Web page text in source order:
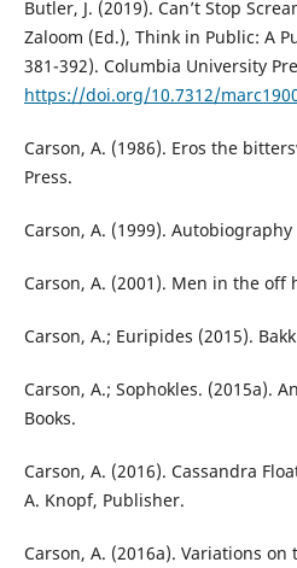
Butler, J. (2019). Can’t Stop
Zaloom (Ed.), Think in Public: A
381-392). Columbia University
https://doi.org/10.7312/
Carson, A. (1986). Eros the
Press.
Carson, A. (1999). Autobiography
Carson, A. (2001). Men in the off
Carson, A.; Euripides (2015).
Carson, A.; Sophokles. (2015a).
Books.
Carson, A. (2016). Cassandra
A. Knopf, Publisher.
Carson, A. (2016a). Variations